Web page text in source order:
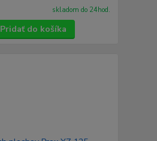
skladom do 24hod.
Pridať do košíka